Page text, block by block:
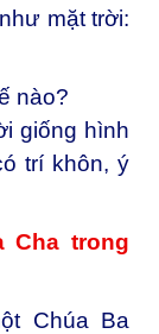
mặt trời:
nào?
giống hình
trí khôn, ý
Cha trong
Chúa Ba